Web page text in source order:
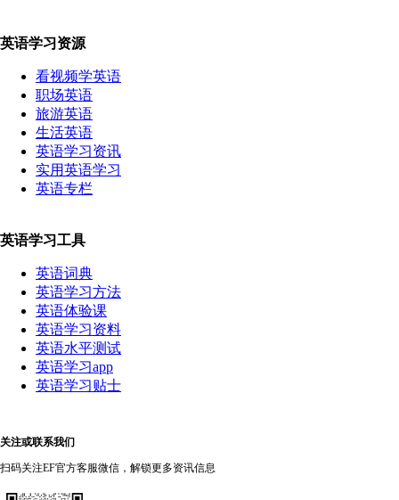
英语学习资源
看视频学英语
职场英语
旅游英语
生活英语
英语学习资讯
实用英语学习
英语专栏
英语学习工具
英语词典
英语学习方法
英语体验课
英语学习资料
英语水平测试
英语学习app
英语学习贴士
关注或联系我们
扫码关注EF官方客服微信，解锁更多资讯信息